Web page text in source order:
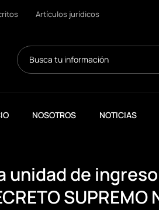
Artículos jurídicos
Search
...
NOSOTROS NOTICIAS
unidad de
SUPREMO